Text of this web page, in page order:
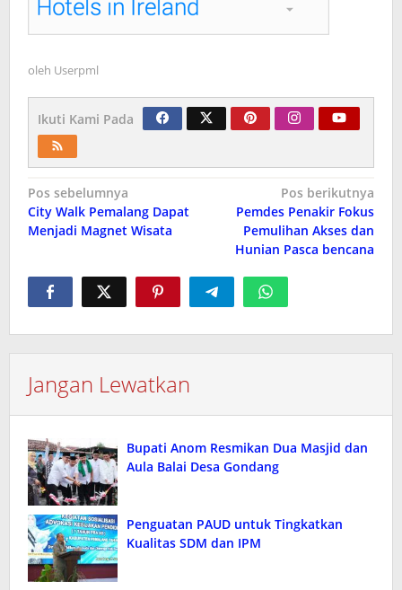
oleh Userpml
Ikuti Kami Pada
Navigasi
pos
Pos sebelumnya
City Walk Pemalang Dapat
Menjadi Magnet Wisata
Pos berikutnya
Pemdes Penakir Fokus
Pemulihan Akses dan
Hunian Pasca bencana
Jangan Lewatkan
Bupati Anom Resmikan Dua Masjid dan
Aula Balai Desa Gondang
Penguatan PAUD untuk Tingkatkan
Kualitas SDM dan IPM